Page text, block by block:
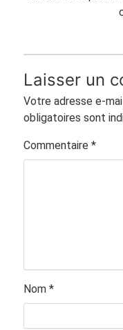
Laisser un
Votre adresse e-
obligatoires sont
Commentaire *
Nom *